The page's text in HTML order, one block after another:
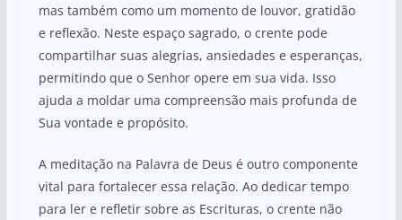
mas também como um momento de louvor, gratidão
e reflexão. Neste espaço sagrado, o crente pode
compartilhar suas alegrias, ansiedades e esperanças,
permitindo que o Senhor opere em sua vida. Isso
ajuda a moldar uma compreensão mais profunda de
Sua vontade e propósito.
A meditação na Palavra de Deus é outro componente
vital para fortalecer essa relação. Ao dedicar tempo
para ler e refletir sobre as Escrituras, o crente não